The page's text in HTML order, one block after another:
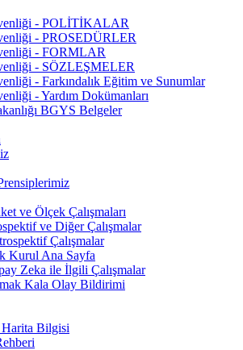
- POLİTİKALAR
- PROSEDÜRLER
- FORMLAR
- SÖZLEŞMELER
- Farkındalık Eğitim ve Sunumlar
- Yardım Dokümanları
BGYS Belgeler
ve Ölçek Çalışmaları
ve Diğer Çalışmalar
Çalışmalar
Kurul Ana Sayfa
Zeka ile İlgili Çalışmalar
Kala Olay Bildirimi
Bilgisi